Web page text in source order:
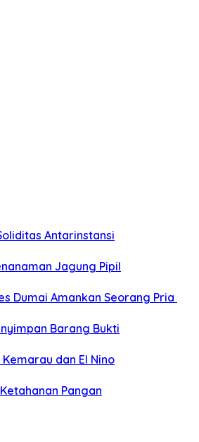
Antarinstansi
Jagung Pipil
Dumai Amankan Seorang Pria
Barang Bukti
dan El Nino
Pangan